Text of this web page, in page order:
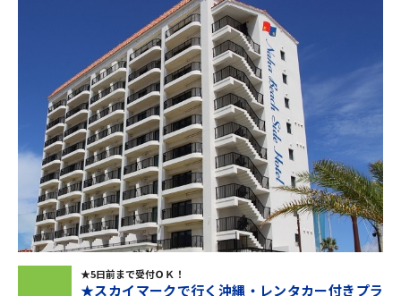
★5日前まで受付ＯＫ！
★スカイマークで行く沖縄・レンタカー付きプラ